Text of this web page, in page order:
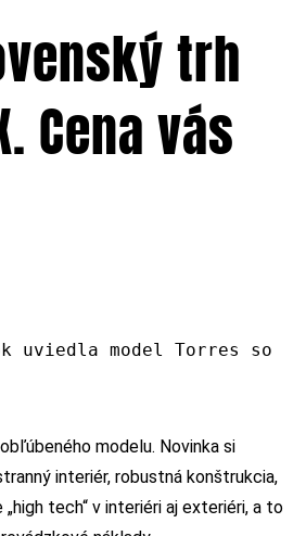
trh
Cena vás
uviedla model Torres so
modelu. Novinka si
interiér, robustná konštrukcia,
tech“ v interiéri aj exteriéri, a to